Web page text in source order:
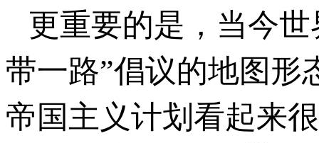
更重要的是，当今
带一路”倡议的地图形
帝国主义计划看起来